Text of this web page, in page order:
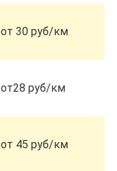
от 30 руб/км
от28 руб/км
от 45 руб/км